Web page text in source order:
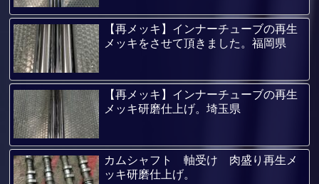
【再メッキ】インナーチューブの再生
メッキをさせて頂きました。福岡県
【再メッキ】インナーチューブの再生
メッキ研磨仕上げ。埼玉県
カムシャフト 軸受け 肉盛り再生メ
ッキ研磨仕上げ。